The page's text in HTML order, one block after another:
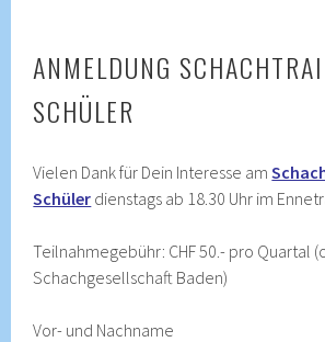
ANMELDUNG
SCHÜLER
Vielen Dank für Dein Interesse am
Schüler dienstags ab 18.30 Uhr im
Teilnahmegebühr: CHF 50.- pro Quartal
Schachgesellschaft Baden)
Vor- und Nachname